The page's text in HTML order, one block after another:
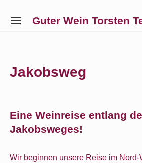
Guter Wein Torsten
SITE
Jakobsweg
Eine Weinreise entlang
Jakobsweges!
Wir beginnen unsere Reise im